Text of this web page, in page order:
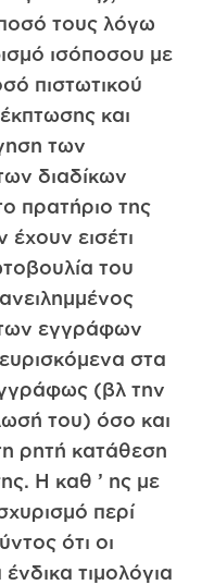
τους λόγω
ισόποσου με
πιστωτικού
και
των
διαδίκων
πρατήριο της
εισέτι
του
των εγγράφων
στα
(βλ την
του) όσο και
ρητή κατάθεση
Η καθ ’ ης με
περί
ότι οι
τιμολόγια